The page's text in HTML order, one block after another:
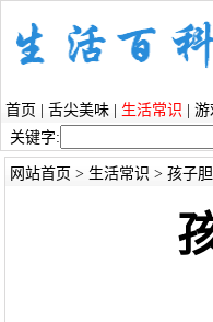
首页 舌尖美味 生活常识 游
关键字:
网站首页 > 生活常识 > 孩子